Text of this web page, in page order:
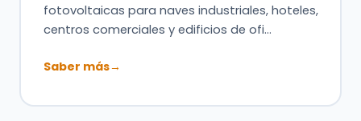
fotovoltaicas para naves industriales, hoteles,
centros comerciales y edificios de ofi…
Saber más→